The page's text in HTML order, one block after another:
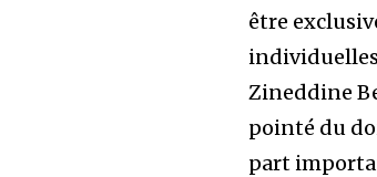
être
Zineddine
pointé du
part